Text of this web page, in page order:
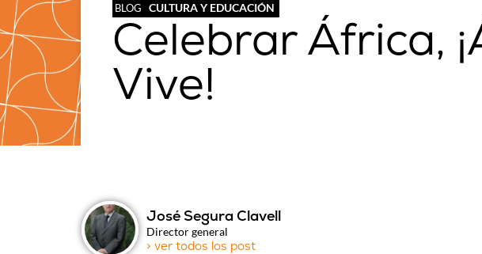
BLOG CULTURA Y EDUCACIÓN
Celebrar África,
Vive!
José Segura Clavell
Director general
> ver todos los post